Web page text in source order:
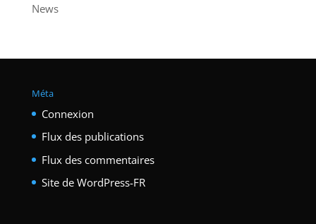
News
Méta
Connexion
Flux des publications
Flux des commentaires
Site de WordPress-FR